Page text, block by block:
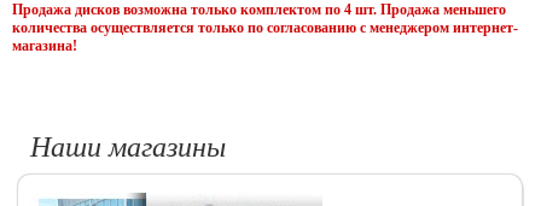
Продажа дисков возможна только комплектом по 4 шт. Продажа меньшего
количества осуществляется только по согласованию с менеджером интернет-
магазина!
Наши магазины